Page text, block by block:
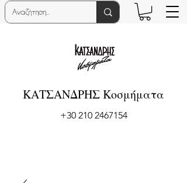
ΚΑΤΣΑΝΔΡΗΣ Κοσμήματα
+30 210 2467154